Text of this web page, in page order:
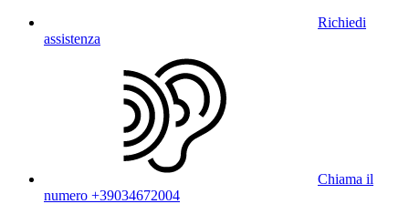
Richiedi
assistenza
Chiama il
numero +39034672004